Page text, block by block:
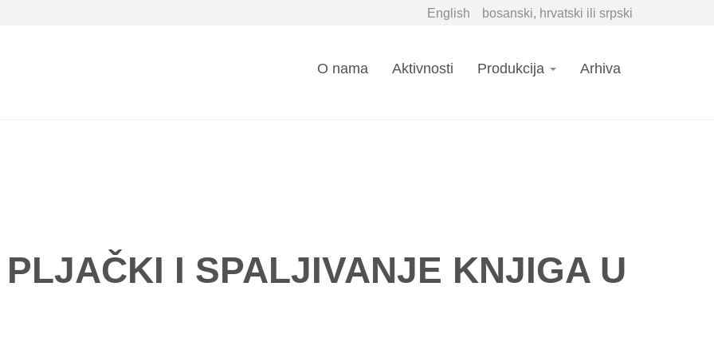
English bosanski, hrvatski ili srpski
O nama Aktivnosti Produkcija Arhiva
I SPALJIVANJE KNJIGA U